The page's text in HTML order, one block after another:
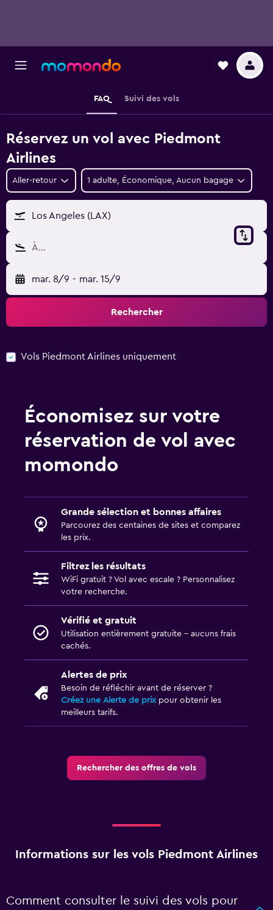
FAQ Suivi des vols
Réservez un vol avec Piedmont
Airlines
Aller-retour 1 adulte, Économique, Aucun bagage
Los Angeles (LAX)
À…
mar. 8/9 - mar. 15/9
Rechercher
Vols Piedmont Airlines uniquement
Économisez sur votre
réservation de vol avec
momondo
Grande sélection et bonnes affaires
Parcourez des centaines de sites et comparez
les prix.
Filtrez les résultats
WiFi gratuit ? Vol avec escale ? Personnalisez
votre recherche.
Vérifié et gratuit
Utilisation entièrement gratuite - aucuns frais
cachés.
Alertes de prix
Besoin de réfléchir avant de réserver ?
Créez une Alerte de prix pour obtenir les
meilleurs tarifs.
Rechercher des offres de vols
Informations sur les vols Piedmont Airlines
Comment consulter le suivi des vols pour